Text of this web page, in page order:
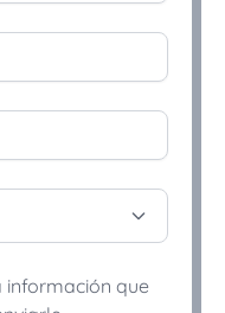
información que